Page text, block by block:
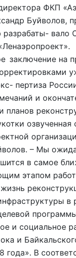
ФКП
Буйволов,
разрабаты- вало
заключение на
пертиза
и
планов
озвученная
– Мы
в самое
этапом
в
и социальное
и
года». В